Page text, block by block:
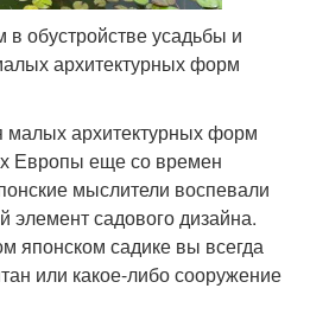
обустройстве усадьбы и
архитектурных форм
малых архитектурных форм
Европы еще со времен
мыслители воспевали
элемент садового дизайна.
японском садике вы всегда
или какое-либо сооружение